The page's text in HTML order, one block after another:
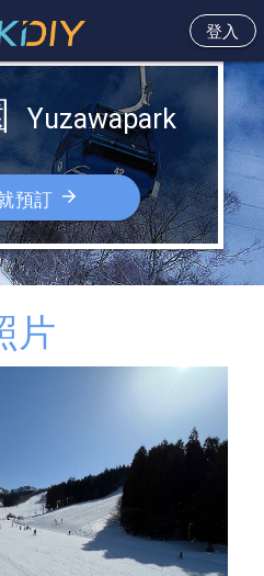
登入
Yuzawapark
預訂 arrow_forward
片